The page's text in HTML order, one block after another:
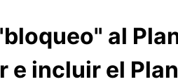
al
e incluir el